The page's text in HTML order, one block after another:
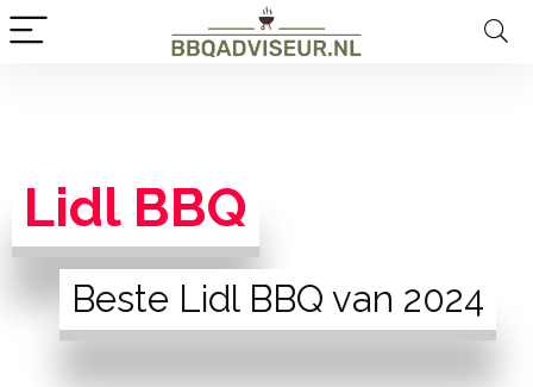
Lidl BBQ
Beste Lidl BBQ van 2024